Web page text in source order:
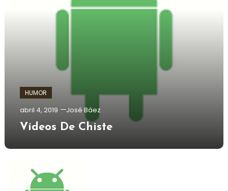
HUMOR
abril 4, 2019 José Báez
Vídeos De Chiste